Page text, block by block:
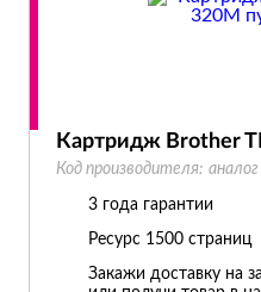
Картридж Brother
Код производителя:
3 года гарантии
Ресурс 1500 страниц
Закажи доставку на